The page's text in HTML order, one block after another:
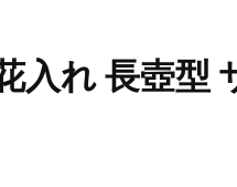
中川政七商店の
入れ 長壺型